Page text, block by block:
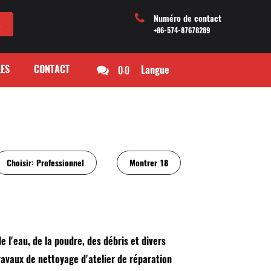
Numéro de contact
+86-574-87678289
CONTACT 0/0 Langue
Choisir: Professionnel Montrer 18
l'eau, de la poudre, des débris et divers
de nettoyage d'atelier de réparation